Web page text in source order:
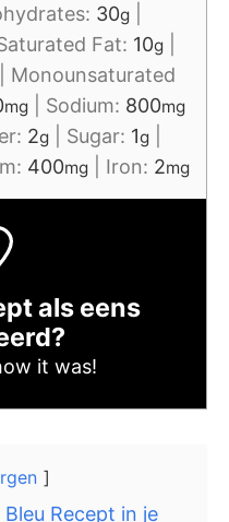
30g
Fat: 10g
Monounsaturated
mg Sodium: 800mg
2g Sugar: 1g
400mg Iron: 2mg
als eens
it was!
Recept in je